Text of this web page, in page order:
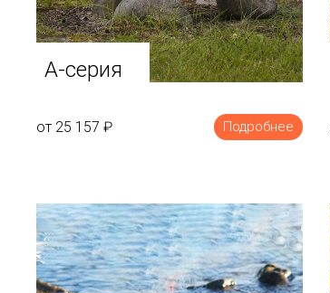
A-серия
от 25 157 ₽ Подробнее